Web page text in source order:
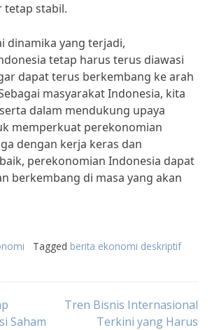
tetap stabil.
dinamika yang terjadi,
tetap harus terus diawasi
dapat terus berkembang ke arah
masyarakat Indonesia, kita
dalam mendukung upaya
memperkuat perekonomian
dengan kerja keras dan
perekonomian Indonesia dapat
berkembang di masa yang akan
Tagged berita ekonomi deskriptif
Saham
Tren Bisnis Internasional
Terkini yang Harus